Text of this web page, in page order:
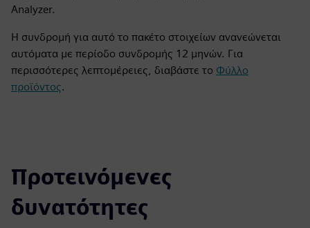
Analyzer.
Η συνδρομή για αυτό το πακέτο στοιχείων ανανεώνεται
αυτόματα με περίοδο συνδρομής 12 μηνών. Για
περισσότερες λεπτομέρειες, διαβάστε το Φύλλο
προϊόντος.
Προτεινόμενες
δυνατότητες